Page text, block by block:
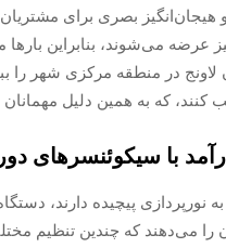
بصری برای
عرضه می‌شوند، بنابراین
لاونج در منطقه مرکزی شهر را
کنند، که به همین دلیل
با سیکوئنسرهای
به نورپردازی پیچیده دارند،
را می‌دهند که چندین تنظیم